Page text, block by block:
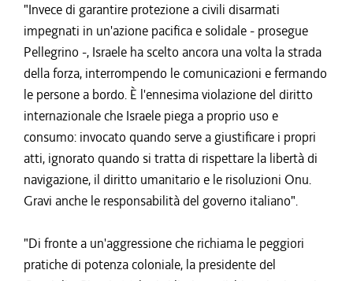
"Invece di garantire protezione a civili disarmati
impegnati in un'azione pacifica e solidale - prosegue
Pellegrino -, Israele ha scelto ancora una volta la strada
della forza, interrompendo le comunicazioni e fermando
le persone a bordo. È l'ennesima violazione del diritto
internazionale che Israele piega a proprio uso e
consumo: invocato quando serve a giustificare i propri
atti, ignorato quando si tratta di rispettare la libertà di
navigazione, il diritto umanitario e le risoluzioni Onu.
Gravi anche le responsabilità del governo italiano".
"Di fronte a un'aggressione che richiama le peggiori
pratiche di potenza coloniale, la presidente del